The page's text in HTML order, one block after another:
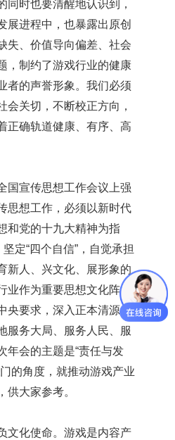
同时也要清醒地认识到，
展进程中，也暴露出原创
失、价值导向偏差、社会
，制约了游戏行业的健康
者的声誉形象。我们必须
会关切，不断校正方向，
正确轨道健康、有序、高
宣传思想工作会议上强
思想工作，必须以新时代
和党的十九大精神为指
定“四个自信”，自觉承担
新人、兴文化、展形象的
业作为重要思想文化阵
央要求，深入正本清源，
服务大局、服务人民、服
年会的主题是“责任与发
的角度，就推动游戏产业
供大家参考。
化使命。游戏是内容产